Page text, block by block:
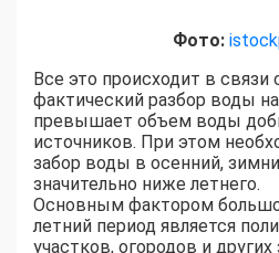
Фото:
Все это происходит в связи
фактический разбор воды
превышает объем воды
источников. При этом
забор воды в осенний,
значительно ниже летнего.
Основным фактором
летний период является
участков, огородов и